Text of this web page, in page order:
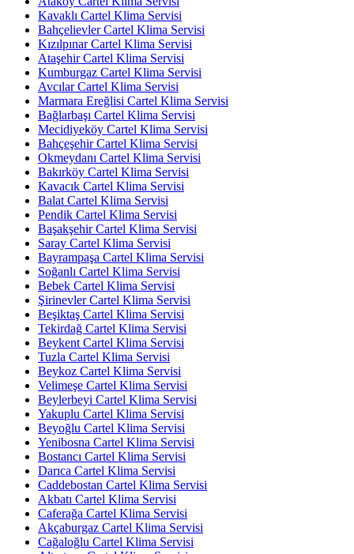
Kavaklı Cartel Klima Servisi
Bahçelievler Cartel Klima Servisi
Kızılpınar Cartel Klima Servisi
Ataşehir Cartel Klima Servisi
Kumburgaz Cartel Klima Servisi
Avcılar Cartel Klima Servisi
Marmara Ereğlisi Cartel Klima Servisi
Bağlarbaşı Cartel Klima Servisi
Mecidiyeköy Cartel Klima Servisi
Bahçeşehir Cartel Klima Servisi
Okmeydanı Cartel Klima Servisi
Bakırköy Cartel Klima Servisi
Kavacık Cartel Klima Servisi
Balat Cartel Klima Servisi
Pendik Cartel Klima Servisi
Başakşehir Cartel Klima Servisi
Saray Cartel Klima Servisi
Bayrampaşa Cartel Klima Servisi
Soğanlı Cartel Klima Servisi
Bebek Cartel Klima Servisi
Şirinevler Cartel Klima Servisi
Beşiktaş Cartel Klima Servisi
Tekirdağ Cartel Klima Servisi
Beykent Cartel Klima Servisi
Tuzla Cartel Klima Servisi
Beykoz Cartel Klima Servisi
Velimeşe Cartel Klima Servisi
Beylerbeyi Cartel Klima Servisi
Yakuplu Cartel Klima Servisi
Beyoğlu Cartel Klima Servisi
Yenibosna Cartel Klima Servisi
Bostancı Cartel Klima Servisi
Darıca Cartel Klima Servisi
Caddebostan Cartel Klima Servisi
Akbatı Cartel Klima Servisi
Caferağa Cartel Klima Servisi
Akçaburgaz Cartel Klima Servisi
Cağaloğlu Cartel Klima Servisi